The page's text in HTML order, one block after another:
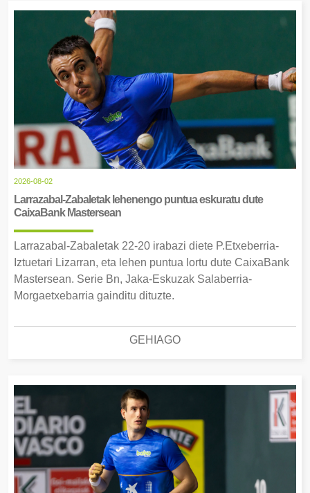
2026-08-02
Larrazabal-Zabaletak lehenengo puntua eskuratu dute
CaixaBank Mastersean
Larrazabal-Zabaletak 22-20 irabazi diete P.Etxeberria-
Iztuetari Lizarran, eta lehen puntua lortu dute CaixaBank
Mastersean. Serie Bn, Jaka-Eskuzak Salaberria-
Morgaetxebarria gainditu dituzte.
GEHIAGO